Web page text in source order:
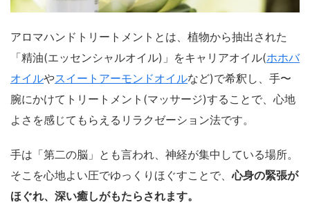
アロマハンドトリートメントとは、植物から抽出された
「精油(エッセンシャルオイル)」をキャリアオイル(ホホバ
オイルやスイートアーモンドオイルなど)で希釈し、手〜
腕にかけてトリートメント(マッサージ)することで、心地
よさを感じてもらえるリラクゼーション法です。
手は「第二の脳」とも言われ、神経が集中している場所。
そこを心地よい圧でゆっくりほぐすことで、心身の緊張が
ほぐれ、深い癒しがもたらされます。